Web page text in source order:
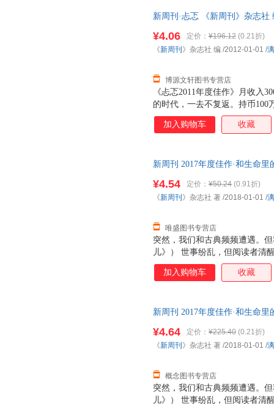
墟”、“时尚英雄”、“不想工作”
新周刊·忐忑 《新周刊》杂志社
《忐忑2011年度佳作》月收入
的时代，一去不复返。持币100
榜……（《中国有多贵》）日
球调到振动模式、经济调到通
悦父母、两位肇事司机的行为
的痛苦》）2011《新周刊》，
有多贵、我们如何安慰自己、
¥4.06 定价： ¥196.12 (0.21折)
博源文轩图书专营店
《新周刊 》杂志社 编 /2012-01-01 /
加入购物车 收藏
新周刊 2017年度佳作·和生命
突然，我们和古典频频遭遇。
儿》） 世事纷乱，但阅读者清
全感。 （《越读越性感》） 唐
（《生如唐诗》） 今天的小鲜
¥4.54 定价： ¥50.24 (0.91折)
唯盛图书专营店
《新周刊 》杂志社 著 /2018-01-01 /
加入购物车 收藏
新周刊 2017年度佳作·和生命
突然，我们和古典频频遭遇。
儿》） 世事纷乱，但阅读者清
¥4.64 定价： ¥225.40 (0.21折)
概念图书专营店
《新周刊 》杂志社 著 /2018-01-01 /